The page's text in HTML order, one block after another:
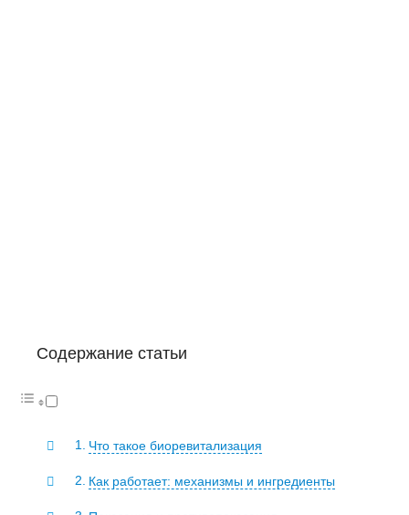
Содержание статьи
Что такое биоревитализация
Как работает: механизмы и ингредиенты